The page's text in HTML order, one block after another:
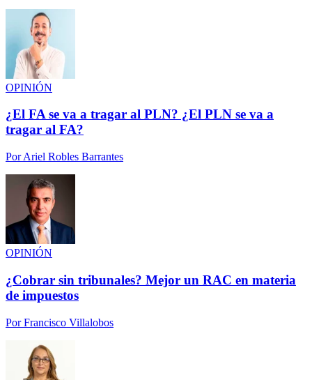
OPINIÓN
¿El FA se va a tragar al PLN? ¿El PLN se va a
tragar al FA?
PorAriel Robles Barrantes
OPINIÓN
¿Cobrar sin tribunales? Mejor un RAC en materia
de impuestos
PorFrancisco Villalobos